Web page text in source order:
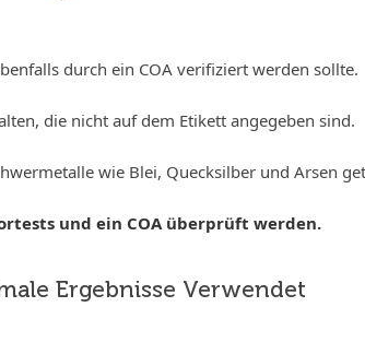
durch ein COA verifiziert werden sollte.
die nicht auf dem Etikett angegeben sind.
wie Blei, Quecksilber und Arsen
und ein COA überprüft werden.
Ergebnisse Verwendet